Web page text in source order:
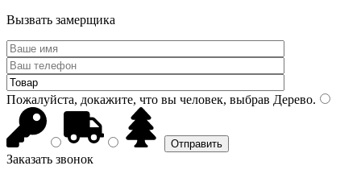
Вызвать замерщика
Пожалуйста, докажите, что вы человек, выбрав Дерево.
Заказать звонок